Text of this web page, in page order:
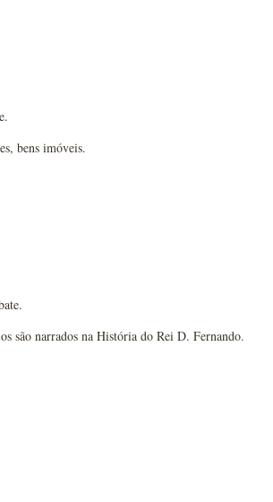
bens imóveis.
são narrados na História do Rei D. Fernando.